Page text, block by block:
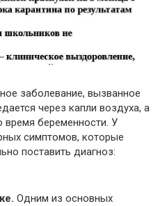
заболевание, вызванное
через капли воздуха, а
время беременности. У
симптомов, которые
поставить диагноз:
Одним из основных